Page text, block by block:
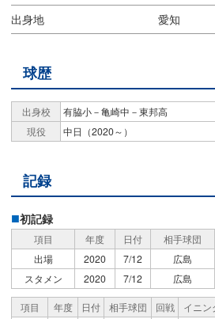
出身地
愛知
球歴
出身校
有脇小－亀崎中－東邦高
現役
中日（2020～）
記録
初記録
項目 年度 日付 相手球団
出場
2020 7/12 広島
スタメン
2020 7/12 広島
項目 年度 日付 相手球団 回戦 イニン